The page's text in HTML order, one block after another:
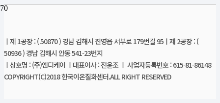
ㅣ제 1공장 : ( 50870 ) 경남 김해시 진영읍 서부로 179번길 95ㅣ제 2공장 : (
50936 ) 경남 김해시 안동 541-23번지
ㅣ상호명 : (주)엔디케이 ㅣ대표이사 : 전윤조 ㅣ 사업자등록번호 : 615-81-86148
COPYRIGHT(C)2018 한국이온질화센터.ALL RIGHT RESERVED